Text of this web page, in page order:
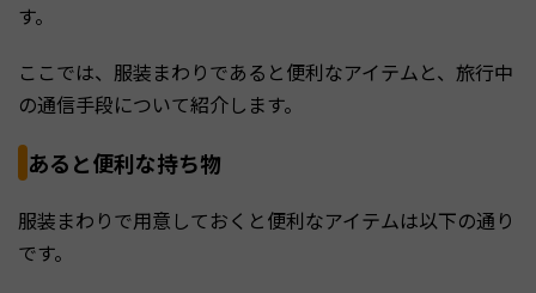
す。
ここでは、服装まわりであると便利なアイテムと、旅行中
の通信手段について紹介します。
あると便利な持ち物
服装まわりで用意しておくと便利なアイテムは以下の通り
です。